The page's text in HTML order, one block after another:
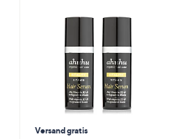
Versand gratis